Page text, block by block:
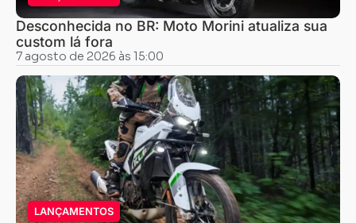
Desconhecida no BR: Moto Morini atualiza sua
custom lá fora
7 agosto de 2026 às 15:00
LANÇAMENTOS